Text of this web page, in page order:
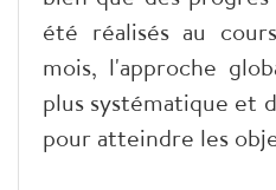
été réalisés au
mois, l'approche
plus systématique et
pour atteindre les